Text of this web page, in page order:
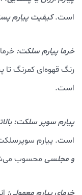
است.کیفیت پیارم
خرما پیارم سلکت:
رنگ قهوه‌ای کمرنگ تا
است.
پیارم سوپر سلکت:
است. پیارم
و مجلسی محسوب